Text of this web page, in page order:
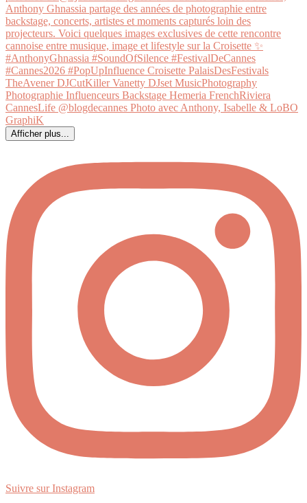
Afficher plus...
Suivre sur Instagram